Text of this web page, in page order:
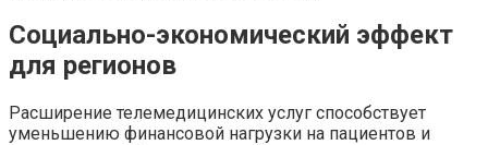
Социально-экономический эффект
для регионов
Расширение телемедицинских услуг способствует
уменьшению финансовой нагрузки на пациентов и